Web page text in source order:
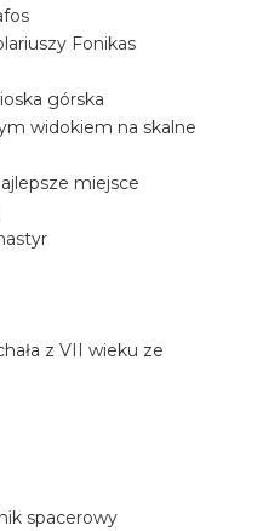
Fonikas
górska
widokiem na skalne
miejsce
z VII wieku ze
spacerowy